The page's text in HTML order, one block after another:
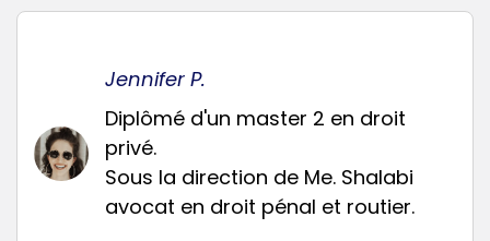
Jennifer P.
Diplômé d'un master 2 en droit
privé.
Sous la direction de Me. Shalabi
avocat en droit pénal et routier.